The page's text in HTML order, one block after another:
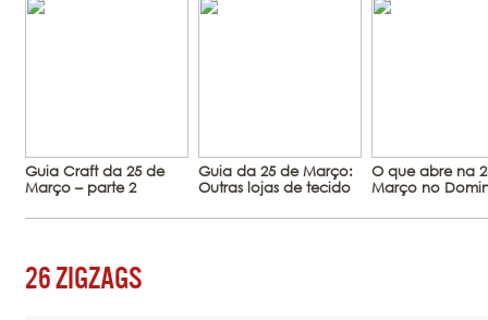
Guia Craft da 25 de
Março – parte 2
Guia da 25 de Março:
Outras lojas de tecido
O que abre na
Março no
26 ZIGZAGS